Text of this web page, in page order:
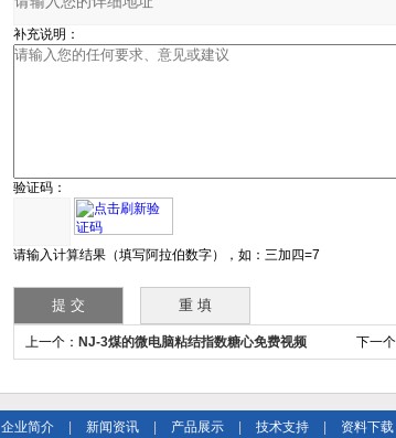
补充说明：
验证码：
请输入计算结果（填写阿拉伯数字），如：三加四=7
上一个： NJ-3煤的微电脑粘结指数糖心免费视频 下一个
企业简介 新闻资讯 产品展示 技术支持 资料下载